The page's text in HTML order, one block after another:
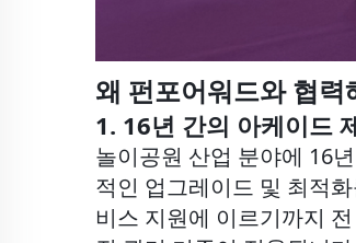
왜 펀포어워드와 협력
1. 16년 간의 아케이드
놀이공원 산업 분야에 16
적인 업그레이드 및 최적
비스 지원에 이르기까지